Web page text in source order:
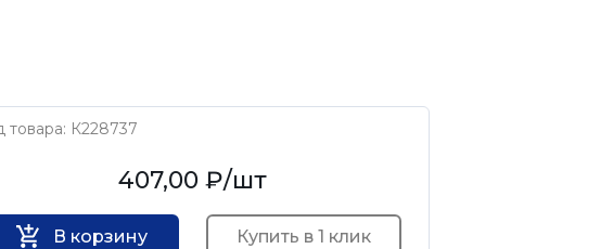
товара: К228737
407,00 ₽/шт
В корзину Купить в 1 клик